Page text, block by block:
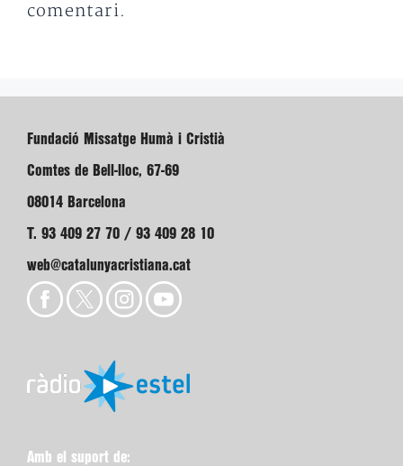
comentari.
Fundació Missatge Humà i Cristià
Comtes de Bell-lloc, 67-69
08014 Barcelona
T. 93 409 27 70 / 93 409 28 10
web@catalunyacristiana.cat
Amb el suport de: